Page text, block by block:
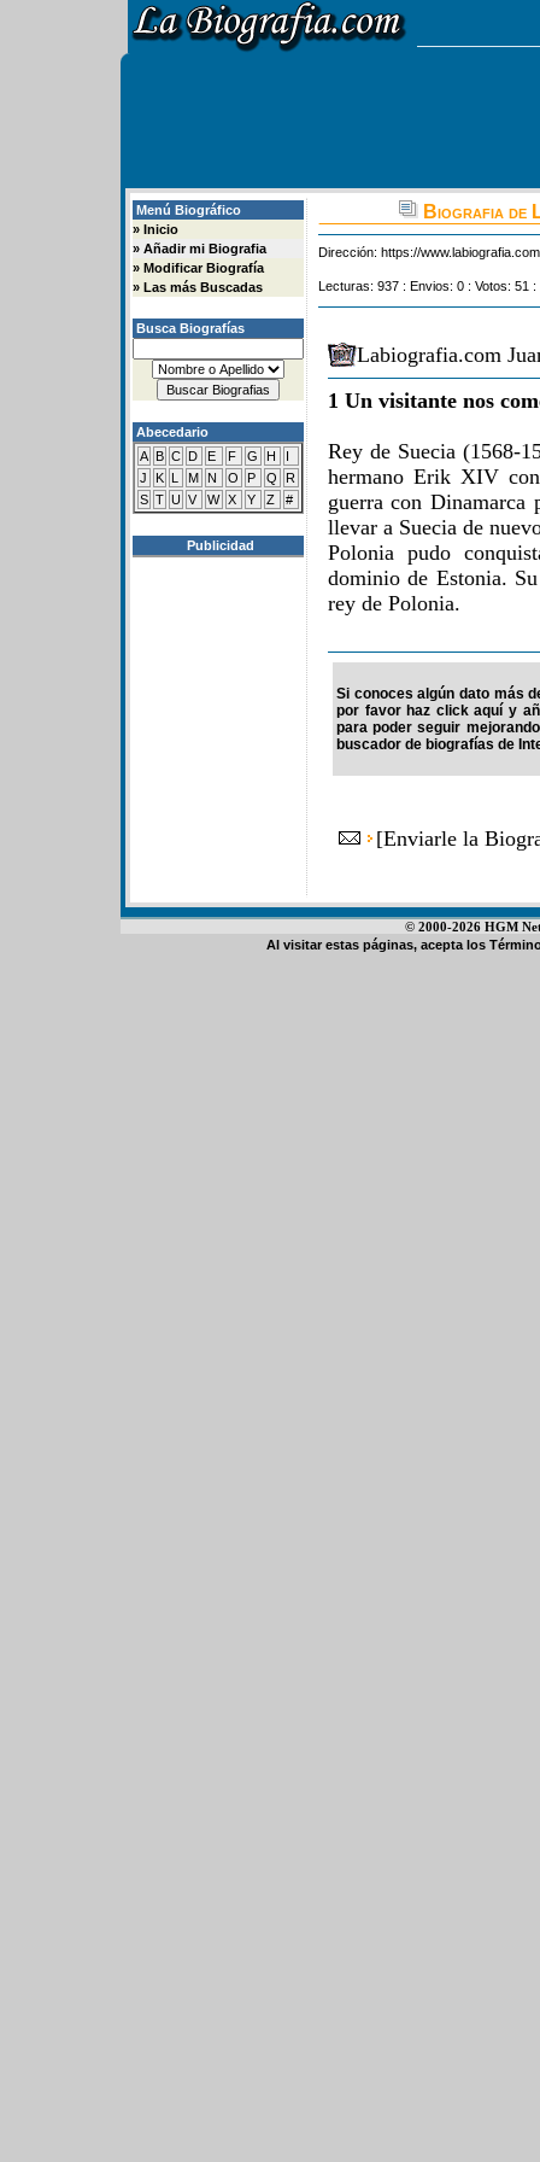
Menú Biográfico
» Inicio
» Añadir mi Biografia
» Modificar Biografía
» Las más Buscadas
Busca Biografías
Abecedario
A B C D E F G H
I
J
K L M N O P Q
R
S T U V W X Y Z #
Publicidad
Biografia de
Dirección: https://
Lecturas: 937 : Envios: 0 : Votos: 51
Labiografia.com
1 Un visitante nos
Rey de Suecia (1568-
hermano Erik XIV
guerra con
llevar a Suecia de
Polonia pudo
dominio de Estonia.
rey de Polonia.
Si conoces algún dato más
por favor haz click aquí y
para poder seguir
buscador de biografías de
[Enviarle la
© 2000-2026 HGM
Al visitar estas páginas, acepta los